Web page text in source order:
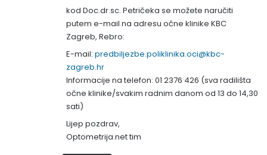
s
a
:
kod Doc.dr.sc. Petričeka se možete naručiti
putem e-mail na adresu očne klinike KBC
Zagreb, Rebro:
E-mail: predbiljezbe.poliklinika.oci@kbc-
zagreb.hr
Informacije na telefon: 01 2376 426 (sva radilišta
očne klinike/svakim radnim danom od 13 do 14,30
sati)
Lijep pozdrav,
Optometrija.net tim